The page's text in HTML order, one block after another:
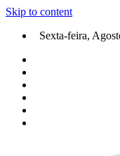
Skip to content
Sexta-feira,